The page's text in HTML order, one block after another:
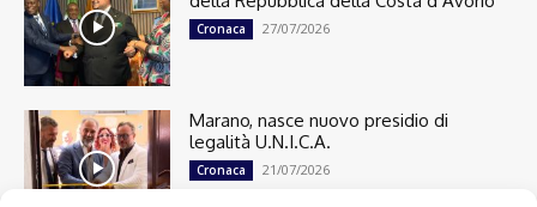
Cronaca 27/07/2026
Marano, nasce nuovo presidio di
legalità U.N.I.C.A.
Cronaca 21/07/2026